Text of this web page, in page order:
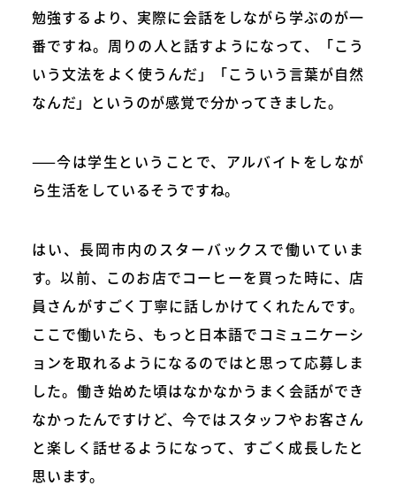
勉強するより、実際に会話をしながら学ぶのが一
番ですね。周りの人と話すようになって、「こう
いう文法をよく使うんだ」「こういう言葉が自然
なんだ」というのが感覚で分かってきました。
——今は学生ということで、アルバイトをしなが
ら生活をしているそうですね。
はい、長岡市内のスターバックスで働いていま
す。以前、このお店でコーヒーを買った時に、店
員さんがすごく丁寧に話しかけてくれたんです。
ここで働いたら、もっと日本語でコミュニケーシ
ョンを取れるようになるのではと思って応募しま
した。働き始めた頃はなかなかうまく会話ができ
なかったんですけど、今ではスタッフやお客さん
と楽しく話せるようになって、すごく成長したと
思います。